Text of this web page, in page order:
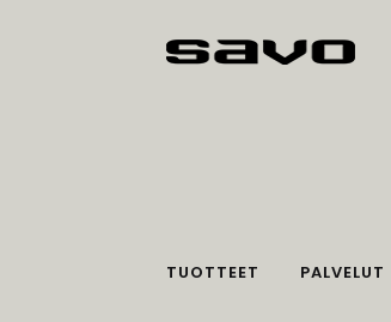
TUOTTEET PALVELUT